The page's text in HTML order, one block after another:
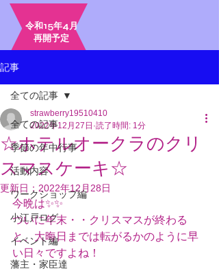
令和15年4月
​再開予定
記事
全ての記事
季節の年中行事
活動内容
ワークショップ編
小江戸ログ
イベント編
藩主・家臣達
全ての記事
☆ホテルオークラのクリ
スマスケーキ☆
strawberry19510410
2022年12月27日 読了時間: 1分
更新日： 2022年12月28日
今晩は✨✨
ついに年末・・クリスマスが終わる
と、大晦日までは転がるかのように早
い日々ですよね！